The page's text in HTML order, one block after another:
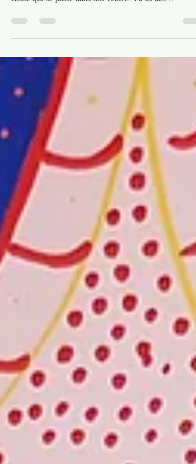
chose qui se passe dans ton ventre. Tu as des
de grâce. Tu te dis, enfin, il est là. Cela n'est plus un
rêve mais véritablement une réalité. Tu auras mis, des
mois, des années, à rassembler des petits bouts pour
créer cet oracle. Il est enfin prêt pour circu